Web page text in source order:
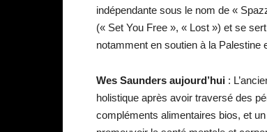
indépendante sous le nom de «
(« Set You Free », « Lost ») et se
notamment en soutien à la Palestine
Wes Saunders aujourd’hui :
holistique après avoir traversé des
compléments alimentaires bios, et